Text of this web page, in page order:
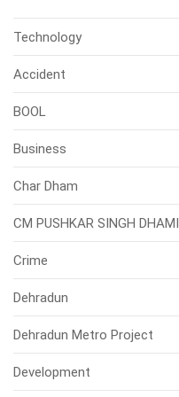
Technology
Accident
BOOL
Business
Char Dham
CM PUSHKAR SINGH DHAMI
Crime
Dehradun
Dehradun Metro Project
Development